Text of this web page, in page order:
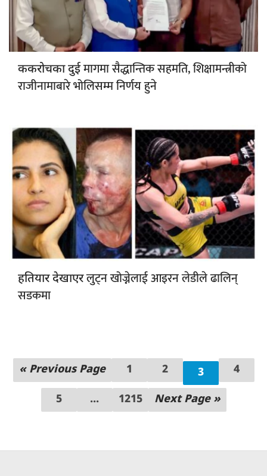
ककरोचका दुईमागमा सैद्धान्तिक सहमति, शिक्षामन्त्रीको
राजीनामाबारे भोलिसम्म निर्णय हुने
हतियार देखाएरलुट्न खोज्नेलाई आइरन लेडीले ढालिन्
सडकमा
« Previous Page 1 2 3 4
5 ... 1215 Next Page »